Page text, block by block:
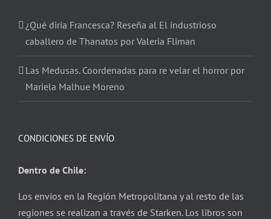
¿Qué diría Francesca? Reseña al El industrioso
caballero de Thanatos por Valeria Fliman
Las Medusas. Coordenadas para re velar el horror por
Mariela Malhue Moreno
CONDICIONES DE ENVÍO
Dentro de Chile:
Los envíos en la Región Metropolitana y al resto de las
regiones se realizan a través de Starken. Los libros son